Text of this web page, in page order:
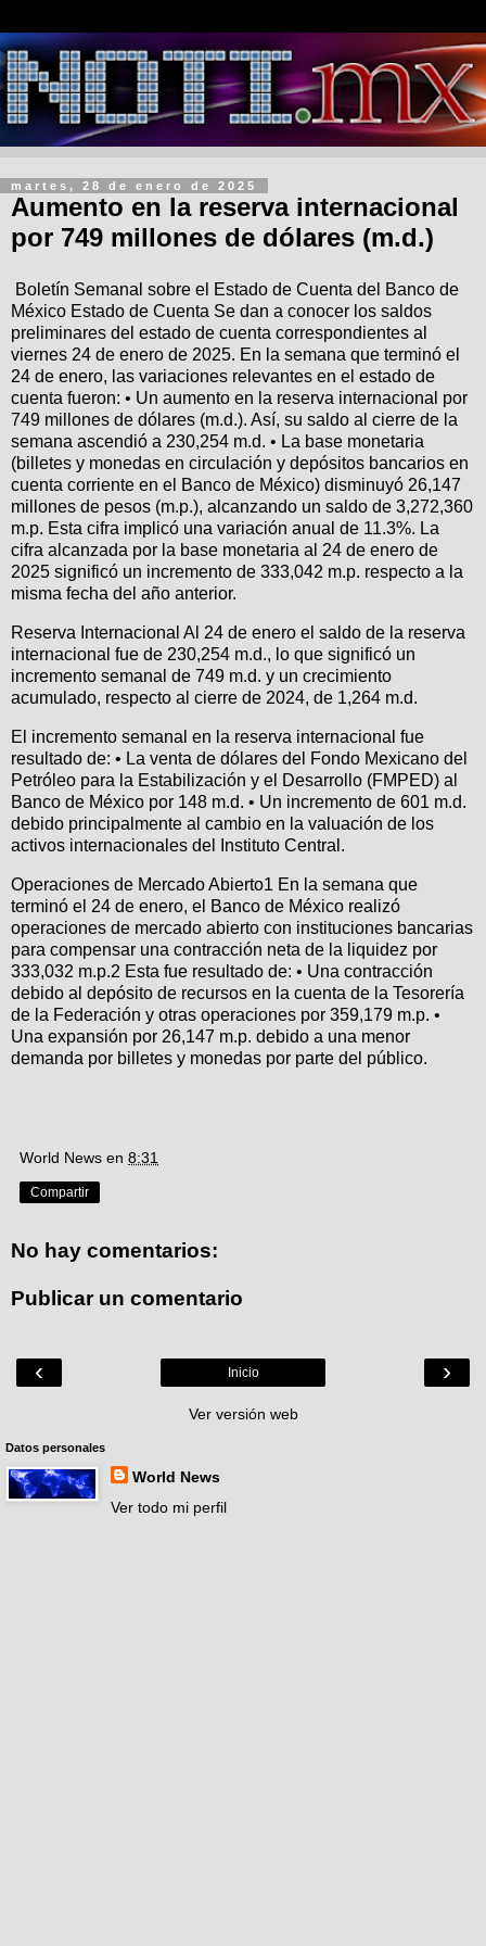
martes, 28 de enero de 2025
Aumento en la reserva internacional
por 749 millones de dólares (m.d.)
Boletín Semanal sobre el Estado de Cuenta del Banco de
México Estado de Cuenta Se dan a conocer los saldos
preliminares del estado de cuenta correspondientes al
viernes 24 de enero de 2025. En la semana que terminó el
24 de enero, las variaciones relevantes en el estado de
cuenta fueron: • Un aumento en la reserva internacional por
749 millones de dólares (m.d.). Así, su saldo al cierre de la
semana ascendió a 230,254 m.d. • La base monetaria
(billetes y monedas en circulación y depósitos bancarios en
cuenta corriente en el Banco de México) disminuyó 26,147
millones de pesos (m.p.), alcanzando un saldo de 3,272,360
m.p. Esta cifra implicó una variación anual de 11.3%. La
cifra alcanzada por la base monetaria al 24 de enero de
2025 significó un incremento de 333,042 m.p. respecto a la
misma fecha del año anterior.
Reserva Internacional Al 24 de enero el saldo de la reserva
internacional fue de 230,254 m.d., lo que significó un
incremento semanal de 749 m.d. y un crecimiento
acumulado, respecto al cierre de 2024, de 1,264 m.d.
El incremento semanal en la reserva internacional fue
resultado de: • La venta de dólares del Fondo Mexicano del
Petróleo para la Estabilización y el Desarrollo (FMPED) al
Banco de México por 148 m.d. • Un incremento de 601 m.d.
debido principalmente al cambio en la valuación de los
activos internacionales del Instituto Central.
Operaciones de Mercado Abierto1 En la semana que
terminó el 24 de enero, el Banco de México realizó
operaciones de mercado abierto con instituciones bancarias
para compensar una contracción neta de la liquidez por
333,032 m.p.2 Esta fue resultado de: • Una contracción
debido al depósito de recursos en la cuenta de la Tesorería
de la Federación y otras operaciones por 359,179 m.p. •
Una expansión por 26,147 m.p. debido a una menor
demanda por billetes y monedas por parte del público.
World News en 8:31
Compartir
No hay comentarios:
Publicar un comentario
‹ ›
Inicio
Ver versión web
Datos personales
World News
Ver todo mi perfil